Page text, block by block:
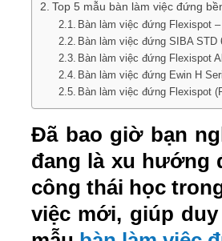
Top 5 mẫu bàn làm việc đứng
Bàn làm việc đứng Flexispot
Bàn làm việc đứng SIBA STD
Bàn làm việc đứng Flexispot
Bàn làm việc đứng Ewin H
Bàn làm việc đứng Flexispot
Đã bao giờ bạn
đang là xu hướng
công thái học
việc mới, giúp